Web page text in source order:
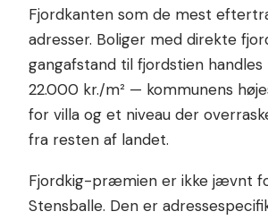
Fjordkanten som de mest
adresser. Boliger med direkte
gangafstand til fjordstien handles
22.000 kr./m² — kommunens
for villa og et niveau der
fra resten af landet.
Fjordkig-præmien er ikke jævnt
Stensballe. Den er